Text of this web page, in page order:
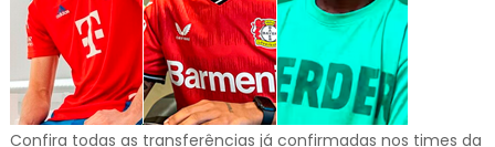
Confira todas as transferências já confirmadas nos times da